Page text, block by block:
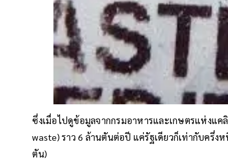
ซึ่งเมื่อไปดูข้อมูลจากกรมอาหารและเกษตรแห่งแ
waste) ราว 6 ล้านตันต่อปี แค่รัฐเดียวก็เท่ากับครึ่ง
ตัน)